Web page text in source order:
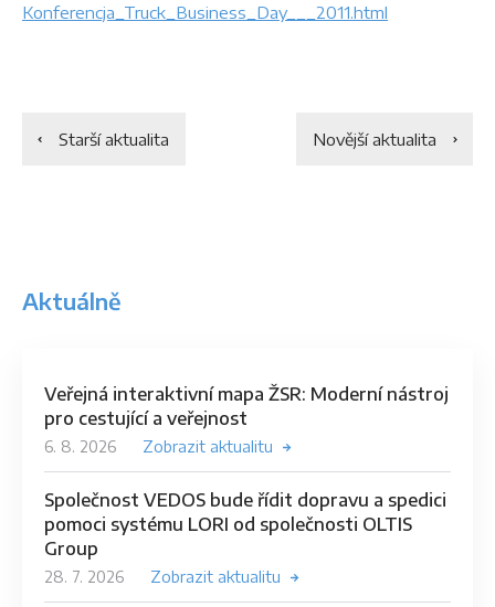
Konferencja_Truck_Business_Day___2011.html
Starší aktualita Novější aktualita
Aktuálně
Veřejná interaktivní mapa ŽSR: Moderní nástroj
pro cestující a veřejnost
6. 8. 2026 Zobrazit aktualitu
Společnost VEDOS bude řídit dopravu a spedici
pomoci systému LORI od společnosti OLTIS
Group
28. 7. 2026 Zobrazit aktualitu